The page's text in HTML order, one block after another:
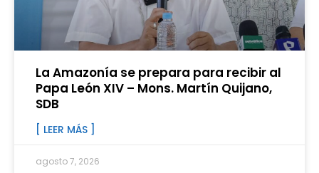
La Amazonía se prepara para recibir al
Papa León XIV – Mons. Martín Quijano,
SDB
[ LEER MÁS ]
agosto 7, 2026